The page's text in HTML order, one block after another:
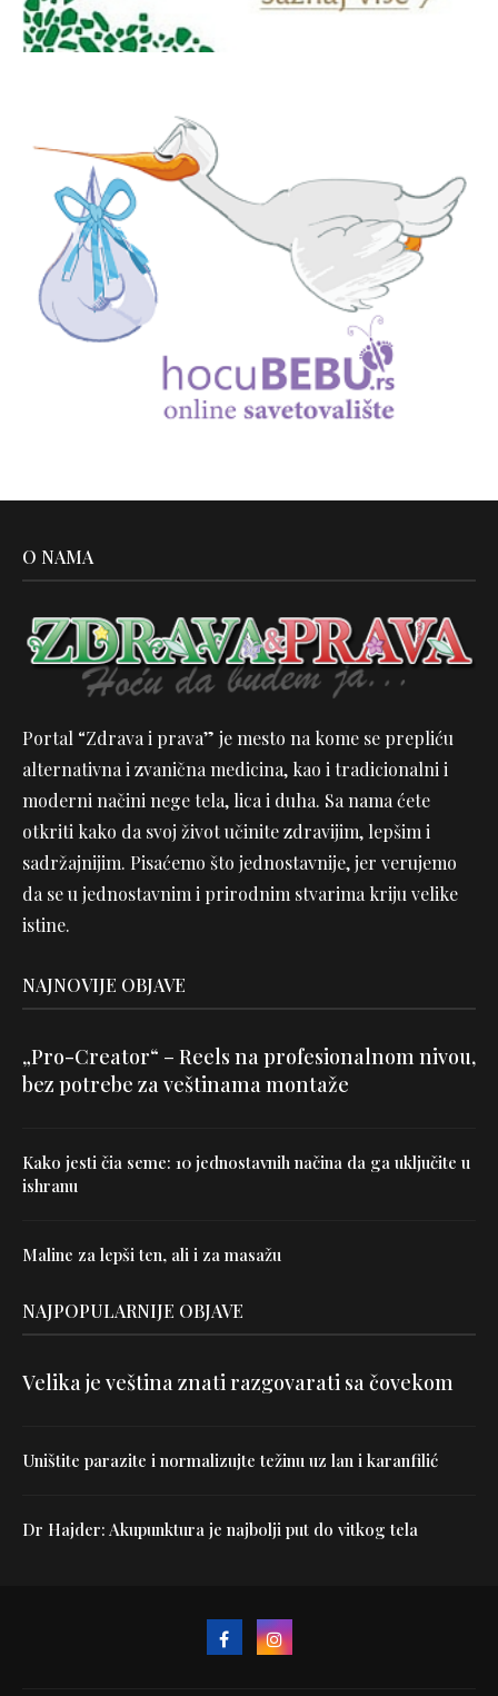
O NAMA
Portal “Zdrava i prava” je mesto na kome se prepliću
alternativna i zvanična medicina, kao i tradicionalni i
moderni načini nege tela, lica i duha. Sa nama ćete
otkriti kako da svoj život učinite zdravijim, lepšim i
sadržajnijim. Pisaćemo što jednostavnije, jer verujemo
da se u jednostavnim i prirodnim stvarima kriju velike
istine.
NAJNOVIJE OBJAVE
„Pro-Creator“ – Reels na profesionalnom nivou,
bez potrebe za veštinama montaže
Kako jesti čia seme: 10 jednostavnih načina da ga uključite u
ishranu
Maline za lepši ten, ali i za masažu
NAJPOPULARNIJE OBJAVE
Velika je veština znati razgovarati sa čovekom
Uništite parazite i normalizujte težinu uz lan i karanfilić
Dr Hajder: Akupunktura je najbolji put do vitkog tela